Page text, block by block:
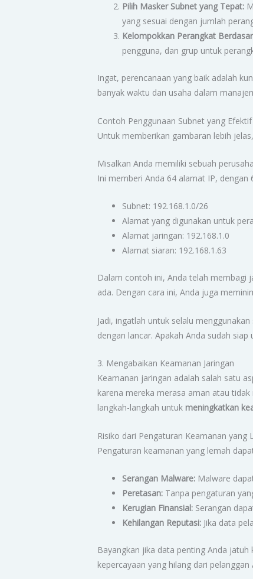
Pilih Masker Subnet yang Tepat:
yang sesuai dengan jumlah
Kelompokkan Perangkat
pengguna, dan grup untuk
Ingat, perencanaan yang baik adalah
banyak waktu dan usaha dalam
Contoh Penggunaan Subnet yang Efektif
Untuk memberikan gambaran lebih
Misalkan Anda memiliki sebuah
Ini memberi Anda 64 alamat IP,
Subnet: 192.168.1.0/26
Alamat yang digunakan untuk
Alamat jaringan: 192.168.1.0
Alamat siaran: 192.168.1.63
Dalam contoh ini, Anda telah membagi
ada. Dengan cara ini, Anda juga
Jadi, ingatlah untuk selalu
dengan lancar. Apakah Anda sudah
3. Mengabaikan Keamanan Jaringan
Keamanan jaringan adalah salah satu
karena mereka merasa aman atau
langkah-langkah untuk meningkatkan
Risiko dari Pengaturan Keamanan yang
Pengaturan keamanan yang lemah
Serangan Malware: Malware
Peretasan: Tanpa pengaturan
Kerugian Finansial: Serangan
Kehilangan Reputasi: Jika data
Bayangkan jika data penting Anda
kepercayaan yang hilang dari pelanggan